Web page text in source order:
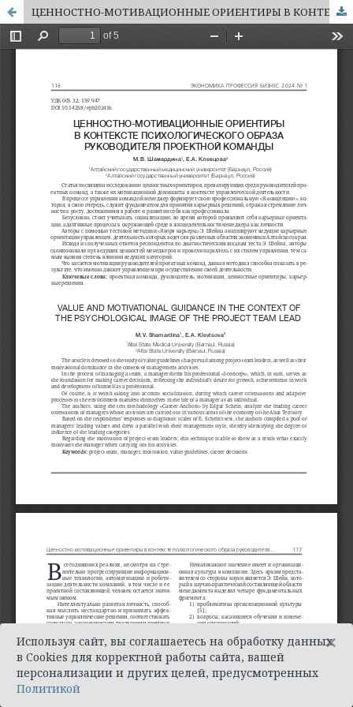
ЦЕННОСТНО-МОТИВАЦИОННЫЕ ОРИЕНТИРЫ В КОНТЕКСТЕ ПСИХОЛОГИЧЕСКОГО ОБРАЗА РУКОВОДИТЕЛЯ ПРОЕКТНОЙ КОМАНДЫ
Используя сайт, вы соглашаетесь на обработку данных
в Cookies для корректной работы сайта, вашей
персонализации и других целей, предусмотренных
Политикой
×